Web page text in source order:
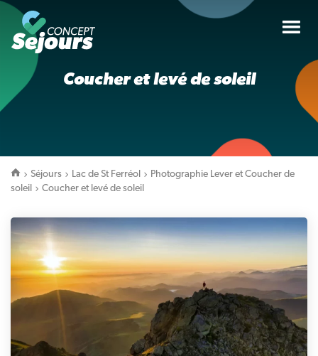
Coucher et levé de soleil
Séjours Lac de St Ferréol
Photographie Lever et Coucher de
soleil
Coucher et levé de soleil